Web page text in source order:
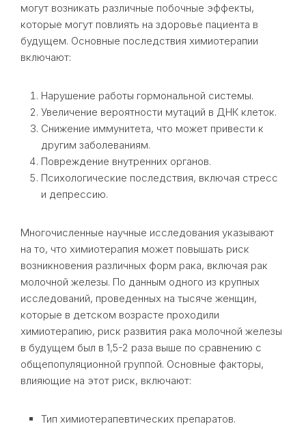
могут возникать различные побочные эффекты,
которые могут повлиять на здоровье пациента в
будущем. Основные последствия химиотерапии
включают:
Нарушение работы гормональной системы.
Увеличение вероятности мутаций в ДНК клеток.
Снижение иммунитета, что может привести к
другим заболеваниям.
Повреждение внутренних органов.
Психологические последствия, включая стресс
и депрессию.
Многочисленные научные исследования указывают
на то, что химиотерапия может повышать риск
возникновения различных форм рака, включая рак
молочной железы. По данным одного из крупных
исследований, проведенных на тысяче женщин,
которые в детском возрасте проходили
химиотерапию, риск развития рака молочной железы
в будущем был в 1,5-2 раза выше по сравнению с
общепопуляционной группой. Основные факторы,
влияющие на этот риск, включают:
Тип химиотерапевтических препаратов.